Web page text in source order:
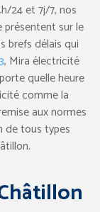
24 et 7j/7, nos
sur le
brefs délais qui
, Mira électricité
quelle heure
comme la
aux normes
de tous types